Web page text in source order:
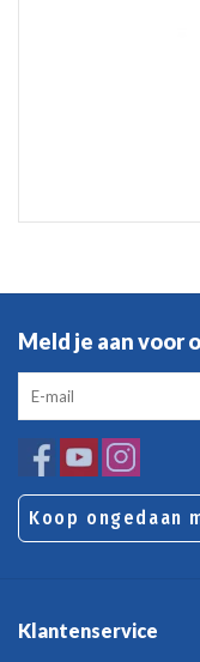
Meld je aan voor
Koop ongedaan
Klantenservice